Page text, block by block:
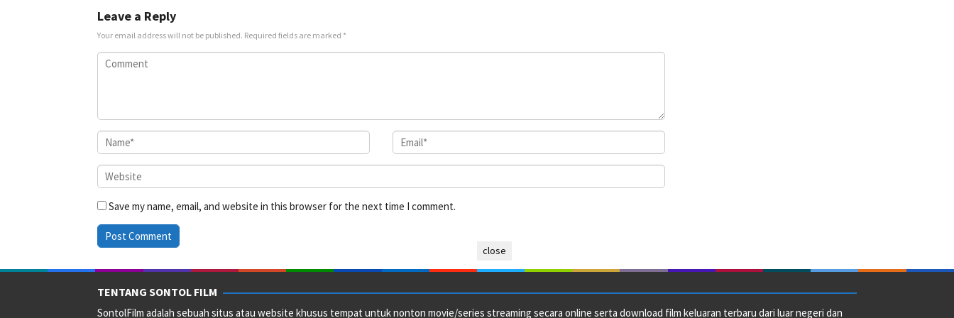
Leave a Reply
Your email address will not be published. Required fields are marked *
Save my name, email, and website in this browser for the next time I comment.
TENTANG SONTOL FILM
SontolFilm adalah sebuah situs atau website khusus tempat untuk nonton movie/series streaming secara online serta download film keluaran terbaru dari luar negeri dan
close